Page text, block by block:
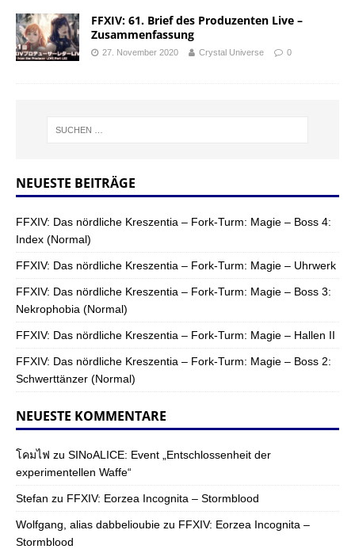
FFXIV: 61. Brief des Produzenten Live –
Zusammenfassung
27. November 2020 Crystal Universe 0
NEUESTE BEITRÄGE
FFXIV: Das nördliche Kreszentia – Fork-Turm: Magie – Boss 4:
Index (Normal)
FFXIV: Das nördliche Kreszentia – Fork-Turm: Magie – Uhrwerk
FFXIV: Das nördliche Kreszentia – Fork-Turm: Magie – Boss 3:
Nekrophobia (Normal)
FFXIV: Das nördliche Kreszentia – Fork-Turm: Magie – Hallen II
FFXIV: Das nördliche Kreszentia – Fork-Turm: Magie – Boss 2:
Schwerttänzer (Normal)
NEUESTE KOMMENTARE
โคมไฟ zu SINoALICE: Event „Entschlossenheit der
experimentellen Waffe“
Stefan zu FFXIV: Eorzea Incognita – Stormblood
Wolfgang, alias dabbelioubie zu FFXIV: Eorzea Incognita –
Stormblood